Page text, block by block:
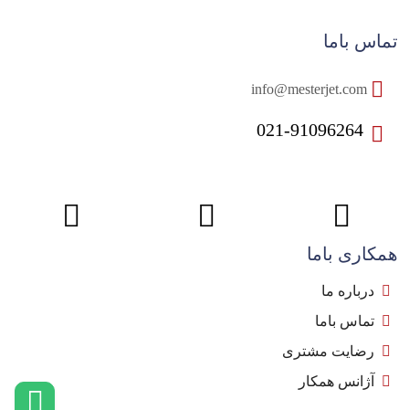
تماس باما
021-91096264
همکاری باما
درباره ما
تماس باما
رضایت مشتری
آژانس همکار